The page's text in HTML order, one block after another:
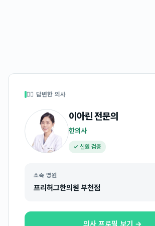
👩‍⚕️ 답변한 의사
이아린전문의
한의사
✓ 신원 검증
소속 병원
프리허그한의원 부천점
의사 프로필 보기 →